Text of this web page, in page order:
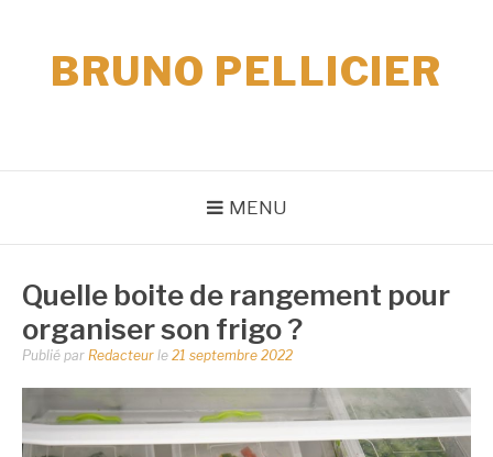
contenuBRUNO PELLICIER
MENU
Quelle boite de rangement pour
organiser son frigo ?
Publié par Redacteur le 21 septembre 2022